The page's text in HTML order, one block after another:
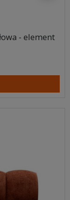
- element